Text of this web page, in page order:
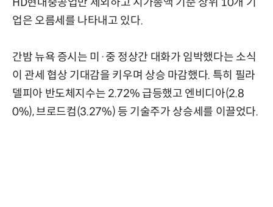
업은 오름세를 나타내고 있다.
간밤 뉴욕 증시는 미·중 정상간 대화가 임박했다는 소식
이 관세 협상 기대감을 키우며 상승 마감했다. 특히 필라
델피아 반도체지수는 2.72% 급등했고 엔비디아(2.8
0%), 브로드컴(3.27%) 등 기술주가 상승세를 이끌었다.